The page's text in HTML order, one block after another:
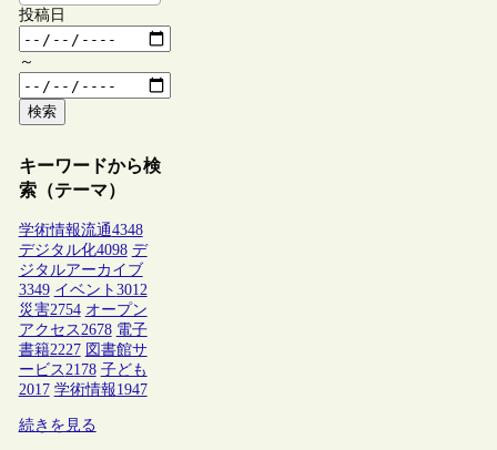
投稿日
～
検索
キーワードから検
索（テーマ）
学術情報流通4348
デジタル化4098 デ
ジタルアーカイブ
3349 イベント 3012
災害2754 オープン
アクセス2678 電子
書籍2227 図書館サ
ービス2178 子ども
2017 学術情報1947
続きを見る